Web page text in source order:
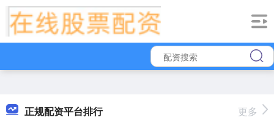
正规配资平台排行 更多